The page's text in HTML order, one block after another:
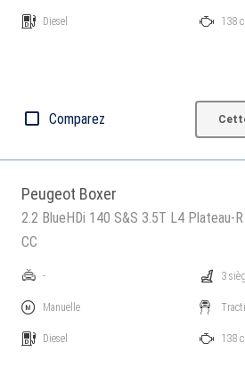
Diesel 138
Comparez
Peugeot Boxer
2.2 BlueHDi 140 S&S 3.5T L4 Plateau-R
CC
-
Manuelle
Diesel
3
138